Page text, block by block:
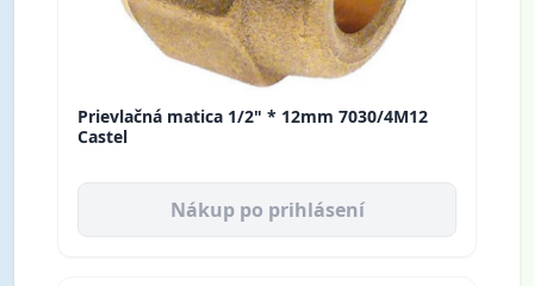
Prievlačná matica 1/2" * 12mm 7030/4M12
Castel
Nákup po prihlásení